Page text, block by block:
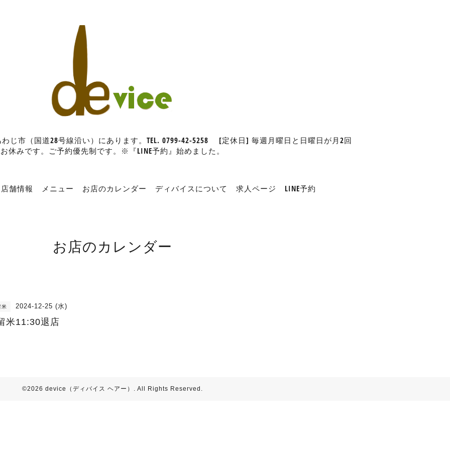
じ市（国道28号線沿い）にあります。TEL. 0799-42-5258 [定休日] 毎週月曜日と日曜日が月2回
お休みです。ご予約優先制です。※『LINE予約』始めました。
店舗情報 メニュー お店のカレンダー ディバイスについて 求人ページ LINE予約
お店のカレンダー
米 2024-12-25 (水)
米11:30退店
©2026 device（ディバイス ヘアー） . All Rights Reserved.